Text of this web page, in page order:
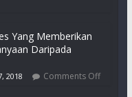
Yang Memberikan
Daripada
2018 Comments Off